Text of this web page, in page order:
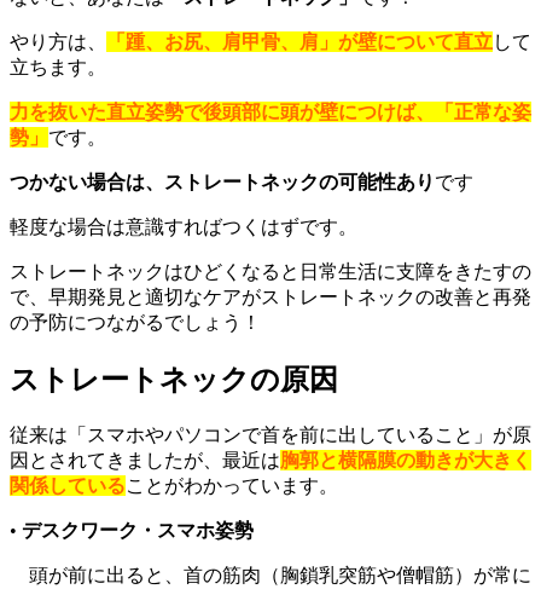
やり方は、 「踵、お尻、肩甲骨、肩」が壁について直立 して
立ちます。
力を抜いた直立姿勢で後頭部に頭が壁につけば、「正常な姿
勢」 です。
つかない場合は、ストレートネックの可能性あり です
軽度な場合は意識すればつくはずです。
ストレートネックはひどくなると日常生活に支障をきたすの
で、早期発見と適切なケアがストレートネックの改善と再発
の予防につながるでしょう！
ストレートネックの原因
従来は「スマホやパソコンで首を前に出していること」が原
因とされてきましたが、最近は胸郭と横隔膜の動きが大きく
関係していることがわかっています。
• デスクワーク・スマホ姿勢
頭が前に出ると、首の筋肉（胸鎖乳突筋や僧帽筋）が常に